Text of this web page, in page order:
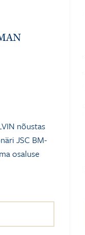
nõustas
JSC BM-
osaluse